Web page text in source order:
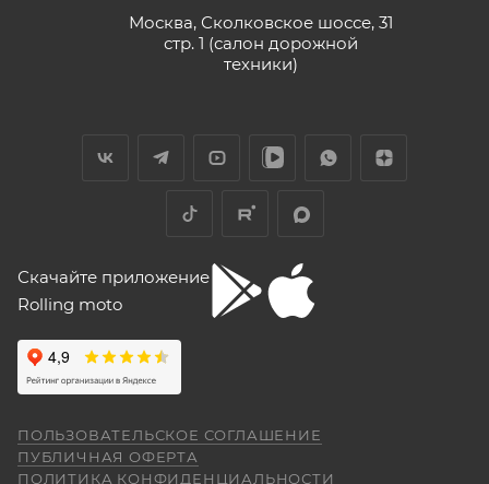
Москва, Сколковское шоссе, 31
стр. 1 (салон дорожной
техники)
Скачайте приложение
Rolling moto
ПОЛЬЗОВАТЕЛЬСКОЕ СОГЛАШЕНИЕ
ПУБЛИЧНАЯ ОФЕРТА
ПОЛИТИКА КОНФИДЕНЦИАЛЬНОСТИ